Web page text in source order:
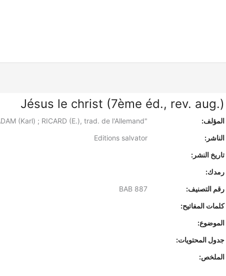
Jésus le christ (7ème éd., rev. aug.)
المؤلف:
"ADAM (Karl) ; RICARD (E.), trad. de l'Allemand"
الناشر:
تاريخ النشر:
رمدك:
رقم التصنيف:
كلمات المفاتيح:
الموضوع:
جدول المحتويات:
الملخص: